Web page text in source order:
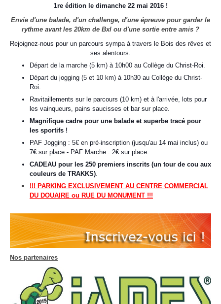
1re édition le dimanche 22 mai 2016 !
Envie d'une balade, d'un challenge, d'une épreuve pour garder le
rythme avant les 20km de Bxl ou d'une sortie entre amis ?
Rejoignez-nous pour un parcours sympa à travers le Bois des rêves et
ses alentours.
Départ de la marche (5 km) à 10h00 au Collège du Christ-Roi.
Départ du jogging (5 et 10 km) à 10h30 au Collège du Christ-
Roi.
Ravitaillements sur le parcours (10 km) et à l'arrivée, lots pour
les vainqueurs, pains saucisses et bar sur place.
Magnifique cadre pour une balade et superbe tracé pour
les sportifs !
PAF Jogging : 5€ en pré-inscription (jusqu'au 14 mai inclus) ou
7€ sur place - PAF Marche : 2€ sur place.
CADEAU pour les 250 premiers inscrits (un tour de cou aux
couleurs de TRAKKS).
!!! PARKING EXCLUSIVEMENT AU CENTRE COMMERCIAL
DU DOUAIRE ou RUE DU MONUMENT !!!
Nos partenaires